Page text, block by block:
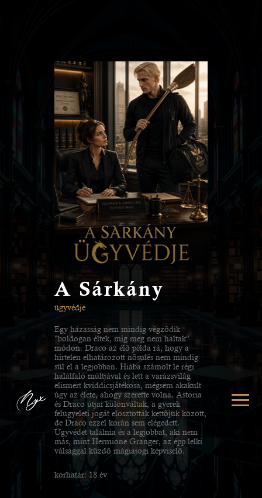
A Sárkány
ügyvédje
Egy házasság nem mindig végzõdik
"boldogan éltek, míg meg nem haltak"
módon. Draco az élõ példa rá, hogy a
hirtelen elhatározott nõsülés nem mindig
sül el a legjobban. Hiába számolt le régi
halálfaló múltjával és lett a varázsvilág
elismert kviddicsjátékosa, mégsem akakult
úgy az élete, ahogy szerette volna. Astoria
és Draco útjai különváltak, a gyerek
felügyeleti jogát elosztották kettõjük között,
de Draco ezzel korán sem elégedett.
Ügyvédet találnia és a legjobbat, aki nem
más, mint Hermione Granger, az épp lelki
válsággal küzdõ mágiajogi képviselõ.
korhatár: 18 év